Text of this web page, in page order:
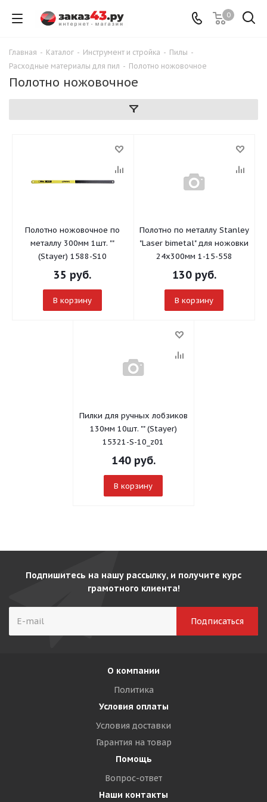
0
Главная - Каталог - Инструмент и стройка - Пилы -
Расходные материалы для пил - Полотно ножовочное
Полотно ножовочное
Полотно ножовочное по
металлу 300мм 1шт. ""
(Stayer) 1588-S10
35 руб.
В корзину
Полотно по металлу Stanley
"Laser bimetal" для ножовки
24х300мм 1-15-558
130руб.
В корзину
Пилки для ручных лобзиков
130мм 10шт. "" (Stayer)
15321-S-10_z01
140руб.
В корзину
Подпишитесь на нашу рассылку, и получите курс
грамотного клиента!
О компании
Политика
Условия оплаты
Условия доставки
Гарантия на товар
Помощь
Вопрос-ответ
Наши контакты